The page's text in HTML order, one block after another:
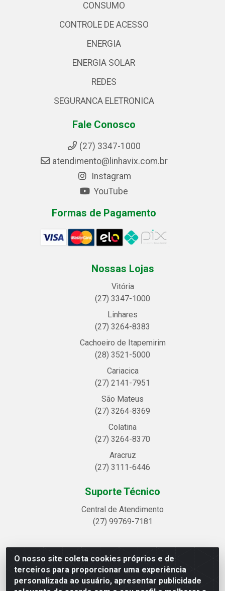
O nosso site coleta cookies próprios e de
terceiros para proporcionar uma experiência
personalizada ao usuário, apresentar publicidade
CONSUMO
CONTROLE DE ACESSO
ENERGIA
ENERGIA SOLAR
REDES
SEGURANCA ELETRONICA
Fale Conosco
(27) 3347-1000
atendimento@linhavix.com.br
Instagram
YouTube
Formas de Pagamento
Nossas Lojas
Vitória
(27) 3347-1000
Linhares
(27) 3264-8383
Cachoeiro de Itapemirim
(28) 3521-5000
Cariacica
(27) 2141-7951
São Mateus
(27) 3264-8369
Colatina
(27) 3264-8370
Aracruz
(27) 3111-6446
Suporte Técnico
Central de Atendimento
(27) 99769-7181
Linhavix Distribuidora LTDA - Avenida Alegre, 2521 -
Quadra314 Lote 05 e 07 - Shell, Linhares/ES - CEP
29.901-605 - CNPJ 20.857.514/0001-75